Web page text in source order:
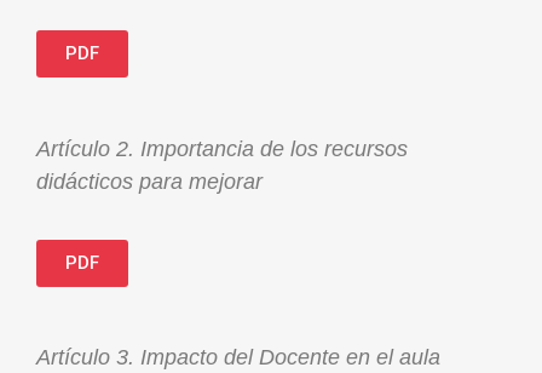
PDF
Artículo 2. Importancia de los recursos
didácticos para mejorar
PDF
Artículo 3. Impacto del Docente en el aula